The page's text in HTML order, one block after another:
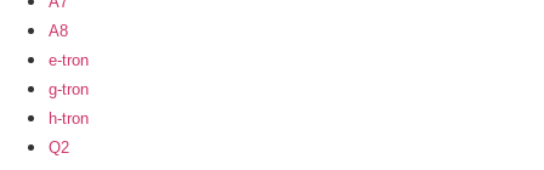
A8
e-tron
g-tron
h-tron
Q2